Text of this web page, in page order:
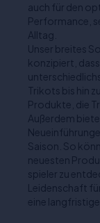
auch für den
Performance,
Alltag.
Unser breites
konzipiert,
Trikots bis hin
Produkte, die
Außerdem
Saison. So
neuesten
spieler zu
Leidenschaft
eine